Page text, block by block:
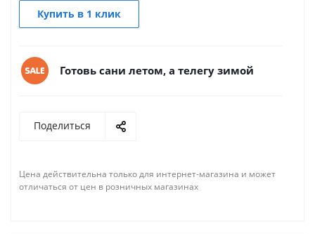
Купить в 1 клик
Готовь сани летом, а телегу зимой
Поделиться
Цена действительна только для интернет-магазина и может
отличаться от цен в розничных магазинах